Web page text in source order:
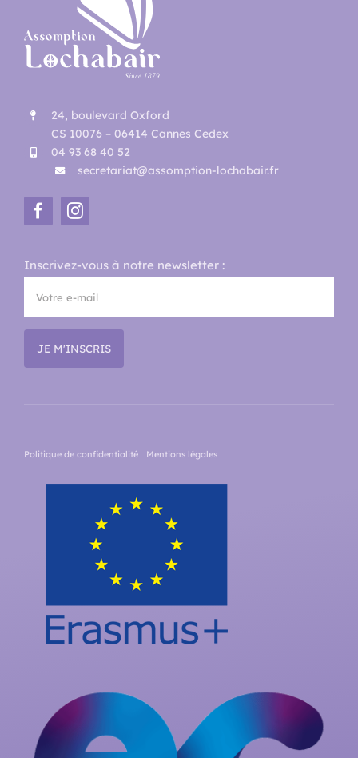
24, boulevard Oxford
CS 10076 – 06414 Cannes Cedex
04 93 68 40 52
secretariat@assomption-lochabair.fr
Inscrivez-vous à notre newsletter :
Politique de confidentialité Mentions légales